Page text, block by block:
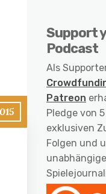
Support
Podcast
Als
Patreon
Pledge von
exklusiven
Folgen und